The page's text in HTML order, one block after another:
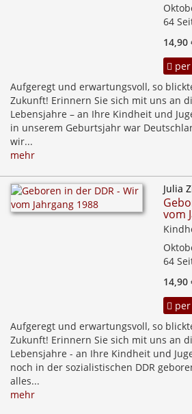
64
14,90
Aufgeregt und erwartungsvoll, so
Zukunft! Erinnern Sie sich mit uns an
Lebensjahre – an Ihre Kindheit und
in unserem Geburtsjahr war
wir...
mehr
Julia
vom
64
14,90
Aufgeregt und erwartungsvoll, so
Zukunft! Erinnern Sie sich mit uns an
Lebensjahre - an Ihre Kindheit und
noch in der sozialistischen DDR
alles...
mehr